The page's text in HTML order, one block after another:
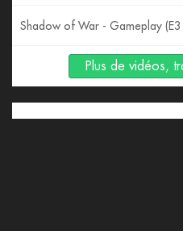
Shadow of War - Gameplay (E3
Plus de vidéos,